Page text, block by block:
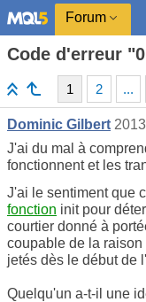
Forum
Code d'erreur
1 2 ...
Dominic Gilbert
J'ai du mal à
fonctionnent et les
J'ai le sentiment que
fonction init pour
courtier donné à
coupable de la
jetés dès le début de
Quelqu'un a-t-il une